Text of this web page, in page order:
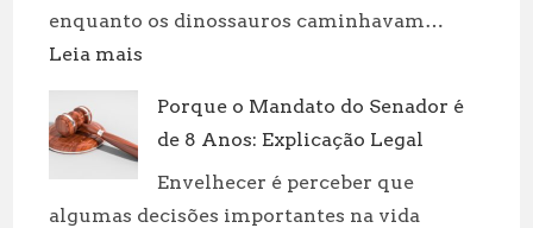
enquanto os dinossauros caminhavam…
Leia mais
Aquáticos:
Tipos
Porque o Mandato do Senador é
de 8 Anos: Explicação Legal
Envelhecer é perceber que
algumas decisões importantes na vida